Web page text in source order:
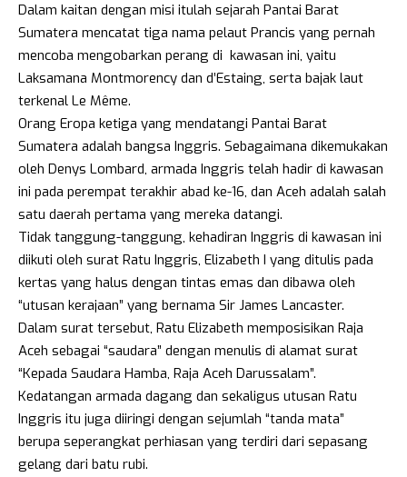
Dalam kaitan dengan misi itulah sejarah Pantai Barat
Sumatera mencatat tiga nama pelaut Prancis yang pernah
mencoba mengobarkan perang di kawasan ini, yaitu
Laksamana Montmorency dan d’Estaing, serta bajak laut
terkenal Le Même.
Orang Eropa ketiga yang mendatangi Pantai Barat
Sumatera adalah bangsa Inggris. Sebagaimana dikemukakan
oleh Denys Lombard, armada Inggris telah hadir di kawasan
ini pada perempat terakhir abad ke-16, dan Aceh adalah salah
satu daerah pertama yang mereka datangi.
Tidak tanggung-tanggung, kehadiran Inggris di kawasan ini
diikuti oleh surat Ratu Inggris, Elizabeth I yang ditulis pada
kertas yang halus dengan tintas emas dan dibawa oleh
“utusan kerajaan” yang bernama Sir James Lancaster.
Dalam surat tersebut, Ratu Elizabeth memposisikan Raja
Aceh sebagai “saudara” dengan menulis di alamat surat
“Kepada Saudara Hamba, Raja Aceh Darussalam”.
Kedatangan armada dagang dan sekaligus utusan Ratu
Inggris itu juga diiringi dengan sejumlah “tanda mata”
berupa seperangkat perhiasan yang terdiri dari sepasang
gelang dari batu rubi.